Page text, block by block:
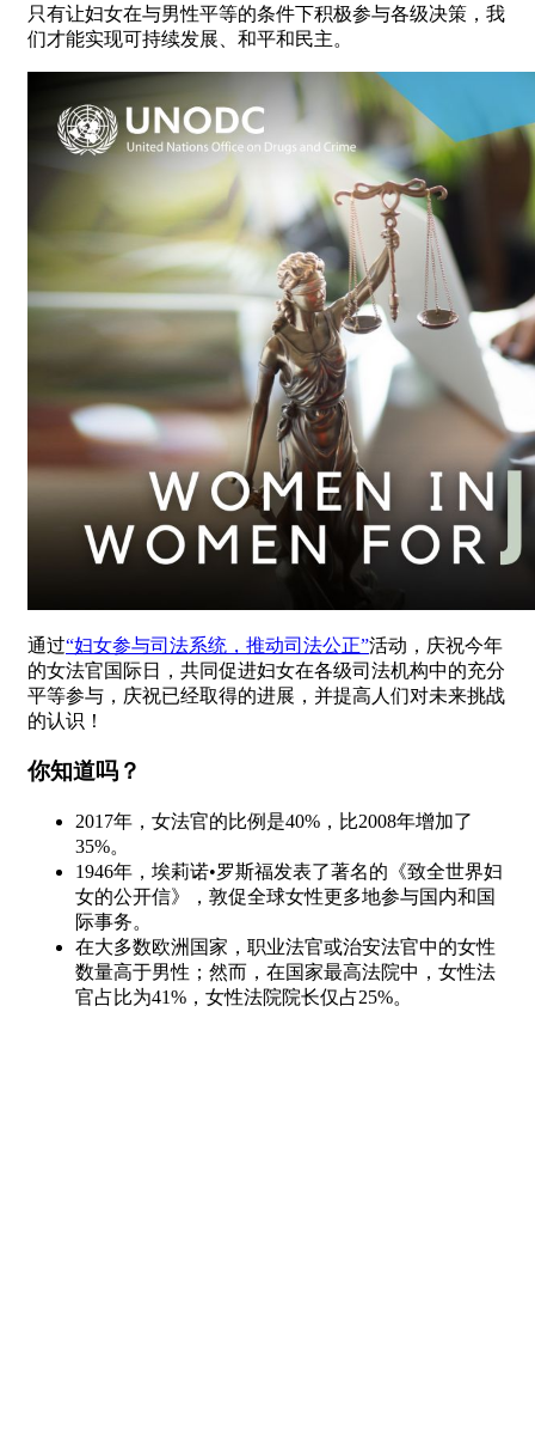
只有让妇女在与男性平等的条件下积极参与各级决策，我
们才能实现可持续发展、和平和民主。
通过“妇女参与司法系统，推动司法公正”活动，庆祝今年
的女法官国际日，共同促进妇女在各级司法机构中的充分
平等参与，庆祝已经取得的进展，并提高人们对未来挑战
的认识！
你知道吗？
2017年，女法官的比例是40%，比2008年增加了
35%。
1946年，埃莉诺•罗斯福发表了著名的《致全世界妇
女的公开信》，敦促全球女性更多地参与国内和国
际事务。
在大多数欧洲国家，职业法官或治安法官中的女性
数量高于男性；然而，在国家最高法院中，女性法
官占比为41%，女性法院院长仅占25%。